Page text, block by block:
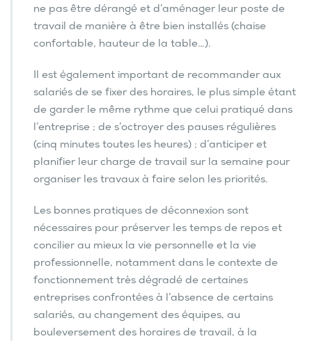
s
e
o
u
r
é
i
t
r
l’i
o
l
e
n
t
ne pas être dérangé et d’aménager leur poste de
travail de manière à être bien installés (chaise
confortable, hauteur de la table…).
Il est également important de recommander aux
salariés de se fixer des horaires, le plus simple étant
de garder le même rythme que celui pratiqué dans
l’entreprise ; de s’octroyer des pauses régulières
(cinq minutes toutes les heures) ; d’anticiper et
planifier leur charge de travail sur la semaine pour
organiser les travaux à faire selon les priorités.
Les bonnes pratiques de déconnexion sont
nécessaires pour préserver les temps de repos et
concilier au mieux la vie personnelle et la vie
professionnelle, notamment dans le contexte de
fonctionnement très dégradé de certaines
entreprises confrontées à l’absence de certains
salariés, au changement des équipes, au
bouleversement des horaires de travail, à la